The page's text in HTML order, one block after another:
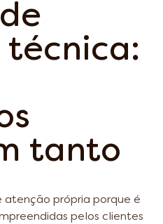
técnica:
tanto
própria porque é
pelos clientes